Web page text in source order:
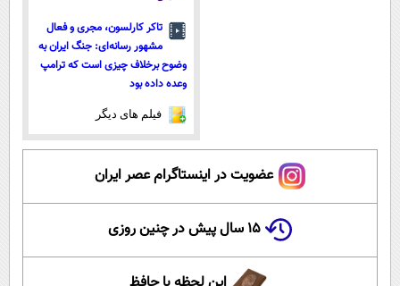
تاکر کارلسون، مجری و فعال
مشهور رسانه‌ای: جنگ ایران به
وضوح برخلاف چیزی است که ترامپ
وعده داده بود
فیلم های دیگر
عضویت در اینستاگرام عصر ایران
۱۵ سال پیش در چنین روزی